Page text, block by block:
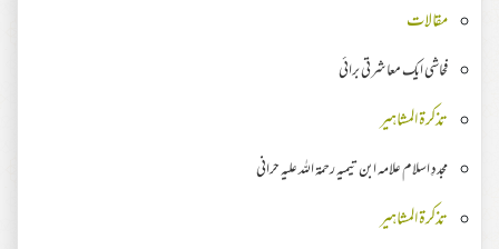
مقالات
فحاشی ایک معاشرتی برائی
تذکرۃ المشاہیر
مجددِ اسلام علامہ ابن تیمیہ رحمۃ اللہ علیہ حرانی
تذکرۃ المشاہیر